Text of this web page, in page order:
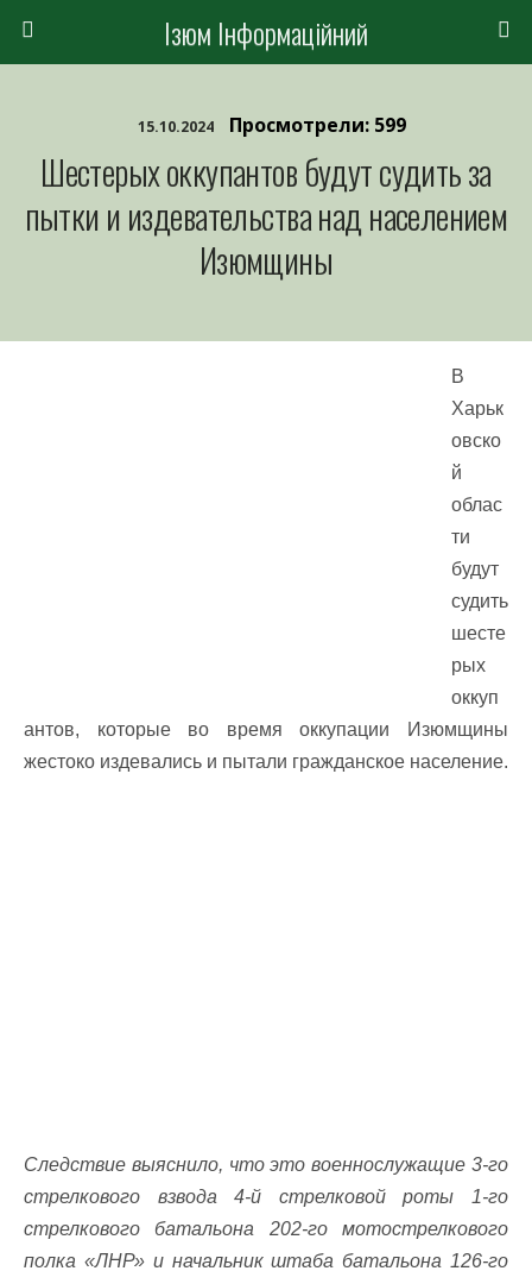
Ізюм Інформаційний
15.10.2024 Просмотрели: 599
Шестерых оккупантов будут судить за
пытки и издевательства над населением
Изюмщины
В
Харьк
овско
й
облас
ти
будут
судить
шесте
рых
оккуп
антов, которые во время оккупации Изюмщины
жестоко издевались и пытали гражданское население.
Следствие выяснило, что это военнослужащие 3-го
стрелкового взвода 4-й стрелковой роты 1-го
стрелкового батальона 202-го мотострелкового
полка «ЛНР» и начальник штаба батальона 126-го